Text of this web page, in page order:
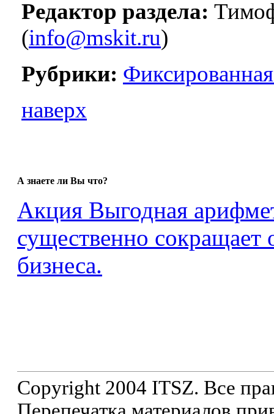
Редактор раздела:
(info@mskit.ru)
Рубрики: Фиксированная
наверх
А знаете ли Вы что?
Акция Выгодная
существенно сокращает
бизнеса.
Copyright 2004 ITSZ. Все